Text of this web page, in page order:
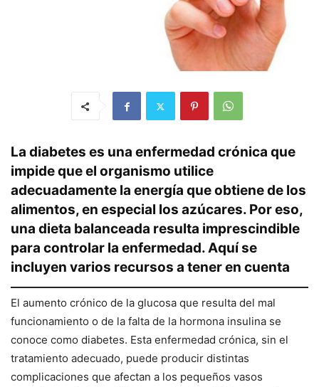
La diabetes es una enfermedad crónica que
impide que el organismo utilice
adecuadamente la energía que obtiene de los
alimentos, en especial los azúcares. Por eso,
una dieta balanceada resulta imprescindible
para controlar la enfermedad. Aquí se
incluyen varios recursos a tener en cuenta
El aumento crónico de la glucosa que resulta del mal
funcionamiento o de la falta de la hormona insulina se
conoce como diabetes. Esta enfermedad crónica, sin el
tratamiento adecuado, puede producir distintas
complicaciones que afectan a los pequeños vasos